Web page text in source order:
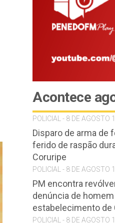
Acontece
POLICIAL - 8 DE AGOSTO
Disparo de arma de
ferido de raspão
Coruripe
POLICIAL - 8 DE AGOSTO
PM encontra
denúncia de
estabelecimento de
POLICIAL - 8 DE AGOSTO